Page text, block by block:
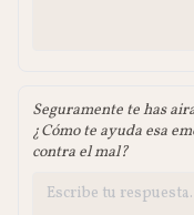
Seguramente te has
¿Cómo te ayuda esa
contra el mal?